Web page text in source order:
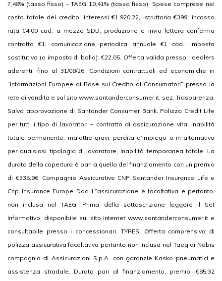
7,48% (tasso fisso) – TAEG 10,41% (tasso fisso). Spese comprese nel
costo totale del credito: interessi €1.920,22, istruttoria €399, incasso
rata €4,00 cad. a mezzo SDD, produzione e invio lettera conferma
contratto €1; comunicazione periodica annuale €1 cad.; imposta
sostitutiva (o imposta di bollo): €22,05. Offerta valida presso i dealers
aderenti, fino al 31/08/26. Condizioni contrattuali ed economiche in
“Informazioni Europee di Base sul Credito ai Consumatori” presso la
rete di vendita e sul sito www.santanderconsumer.it, sez. Trasparenza.
Salvo approvazione di Santander Consumer Bank. Polizza Credit Life
per tutti i tipo di lavoratori – contratto di assicurazione vita, inabilità
totale permanente, malattie gravi, perdita d’impiego o in alternativa
per qualsiasi tipologia di lavoratore, inabilità temporanea totale. La
durata della copertura è pari a quella del finanziamento con un premio
di €335,96. Compagnie Assicurative CNP Santander Insurance Life e
Cnp Insurance Europe Dac. L”assicurazione è facoltativa e pertanto,
non inclusa nel TAEG. Prima della sottoscrizione leggere il Set
Informativo, disponibile sul sito internet www.santanderconsumer.it e
consultabile presso i concessionari. TYRES: Offerta comprensiva di
polizza assicurativa facoltativa pertanto non inclusa nel Taeg di Nobis
compagnia di Assicurazioni S.p.A. con garanzie Kasko pneumatici e
assistenza stradale. Durata pari al finanziamento, premio: €85,32